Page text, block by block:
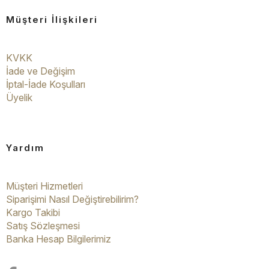
Müşteri İlişkileri
KVKK
İade ve Değişim
İptal-İade Koşulları
Üyelik
Yardım
Müşteri Hizmetleri
Siparişimi Nasıl Değiştirebilirim?
Kargo Takibi
Satış Sözleşmesi
Banka Hesap Bilgilerimiz